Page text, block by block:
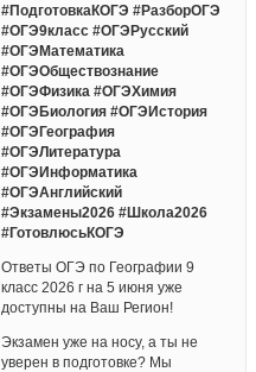
#ПодготовкаКОГЭ #РазборОГЭ
#ОГЭ9класс #ОГЭРусский
#ОГЭМатематика
#ОГЭОбществознание
#ОГЭФизика #ОГЭХимия
#ОГЭБиология #ОГЭИстория
#ОГЭГеография
#ОГЭЛитература
#ОГЭИнформатика
#ОГЭАнглийский
#Экзамены2026 #Школа2026
#ГотовлюсьКОГЭ
Ответы ОГЭ по Географии 9
класс 2026 г на 5 июня уже
доступны на Ваш Регион!
Экзамен уже на носу, а ты не
уверен в подготовке? Мы